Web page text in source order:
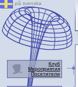
på svenska
Клуб
Мероприятия
Посетители